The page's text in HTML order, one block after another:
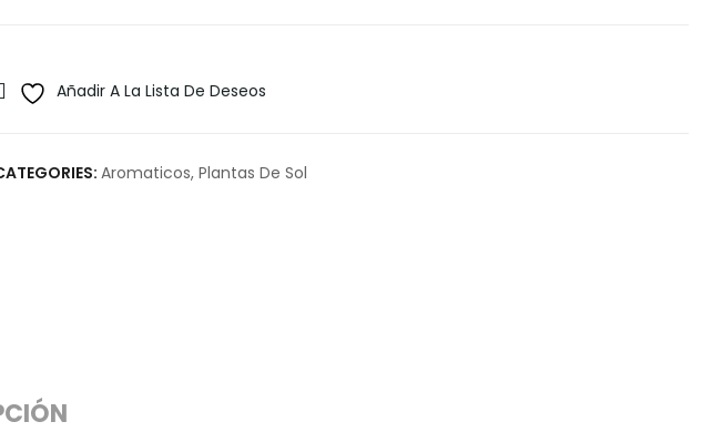
Añadir A La Lista De Deseos
Aromaticos, Plantas De Sol